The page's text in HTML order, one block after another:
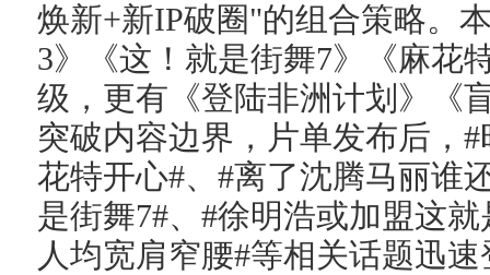
焕新+新IP破圈"的组合策略。
3》《这！就是街舞7》《麻花
级，更有《登陆非洲计划》《
突破内容边界，片单发布后，
花特开心#、#离了沈腾马丽谁
是街舞7#、#徐明浩或加盟这
人均宽肩窄腰#等相关话题迅